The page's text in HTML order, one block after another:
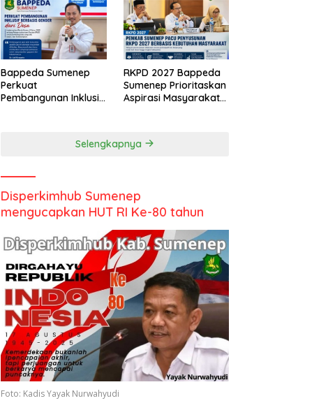
Bappeda Sumenep
Perkuat
Pembangunan Inklusif
RKPD 2027 Bappeda
Sumenep Prioritaskan
Aspirasi Masyarakat
Selengkapnya
Disperkimhub Sumenep
mengucapkan HUT RI Ke-80 tahun
Foto: Kadis Yayak Nurwahyudi